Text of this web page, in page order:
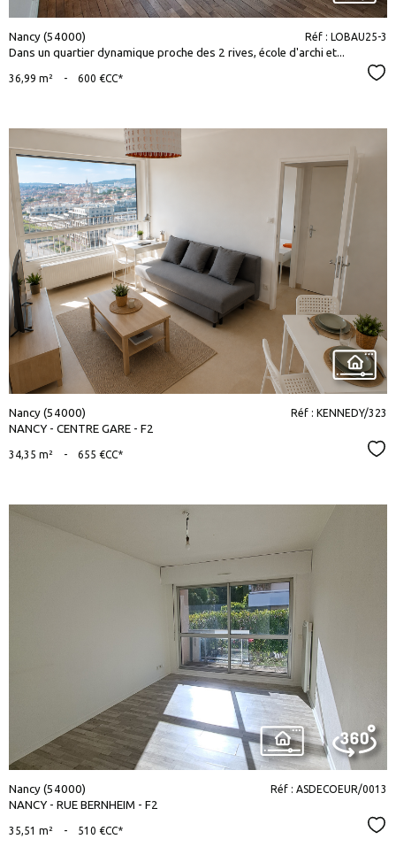
Nancy (54000)
Dans un quartier dynamique proche des 2 rives, école d'archi et...
Réf : LOBAU25-3
36,99 m² - 600 €CC*
voir le
bien
Nancy (54000)
NANCY - CENTRE GARE - F2
Réf : KENNEDY/323
34,35 m² - 655 €CC*
voir le
bien
Nancy (54000)
NANCY - RUE BERNHEIM - F2
Réf : ASDECOEUR/0013
35,51 m² - 510 €CC*